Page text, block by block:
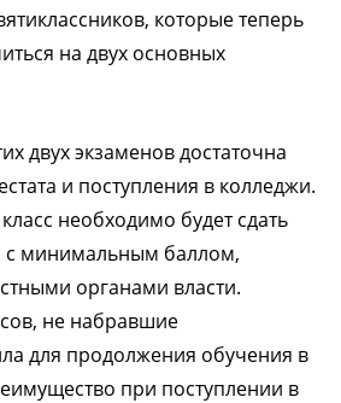
которые теперь
на двух основных
двух экзаменов достаточна
и поступления в колледжи.
необходимо будет сдать
с минимальным баллом,
органами власти.
не набравшие
для продолжения обучения в
при поступлении в